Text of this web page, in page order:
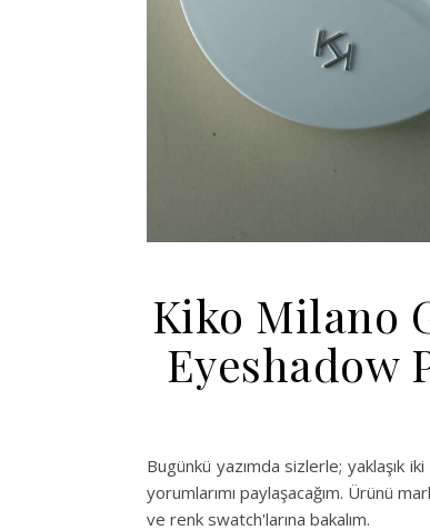
Kiko Milano
Eyeshadow
Bugünkü yazımda sizlerle; yaklaşık
yorumlarımı paylaşacağım. Ürünü
ve renk swatch'larına bakalım.